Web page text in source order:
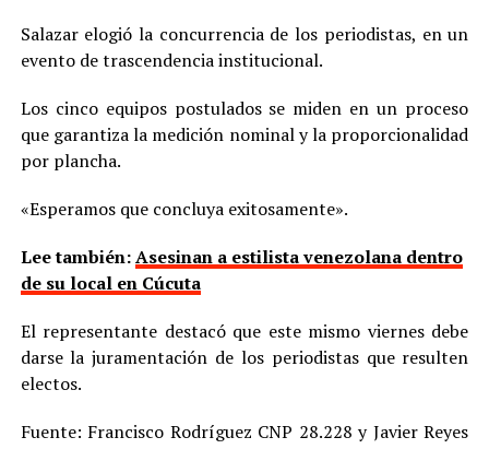
Salazar elogió la concurrencia de los periodistas, en un
evento de trascendencia institucional.
Los cinco equipos postulados se miden en un proceso
que garantiza la medición nominal y la proporcionalidad
por plancha.
«Esperamos que concluya exitosamente».
Lee también:Asesinan a estilista venezolana dentro
de su local en Cúcuta
El representante destacó que este mismo viernes debe
darse la juramentación de los periodistas que resulten
electos.
Fuente: Francisco Rodríguez CNP 28.228 y Javier Reyes